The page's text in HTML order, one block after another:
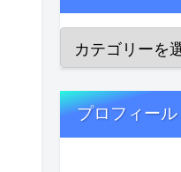
プロフィール